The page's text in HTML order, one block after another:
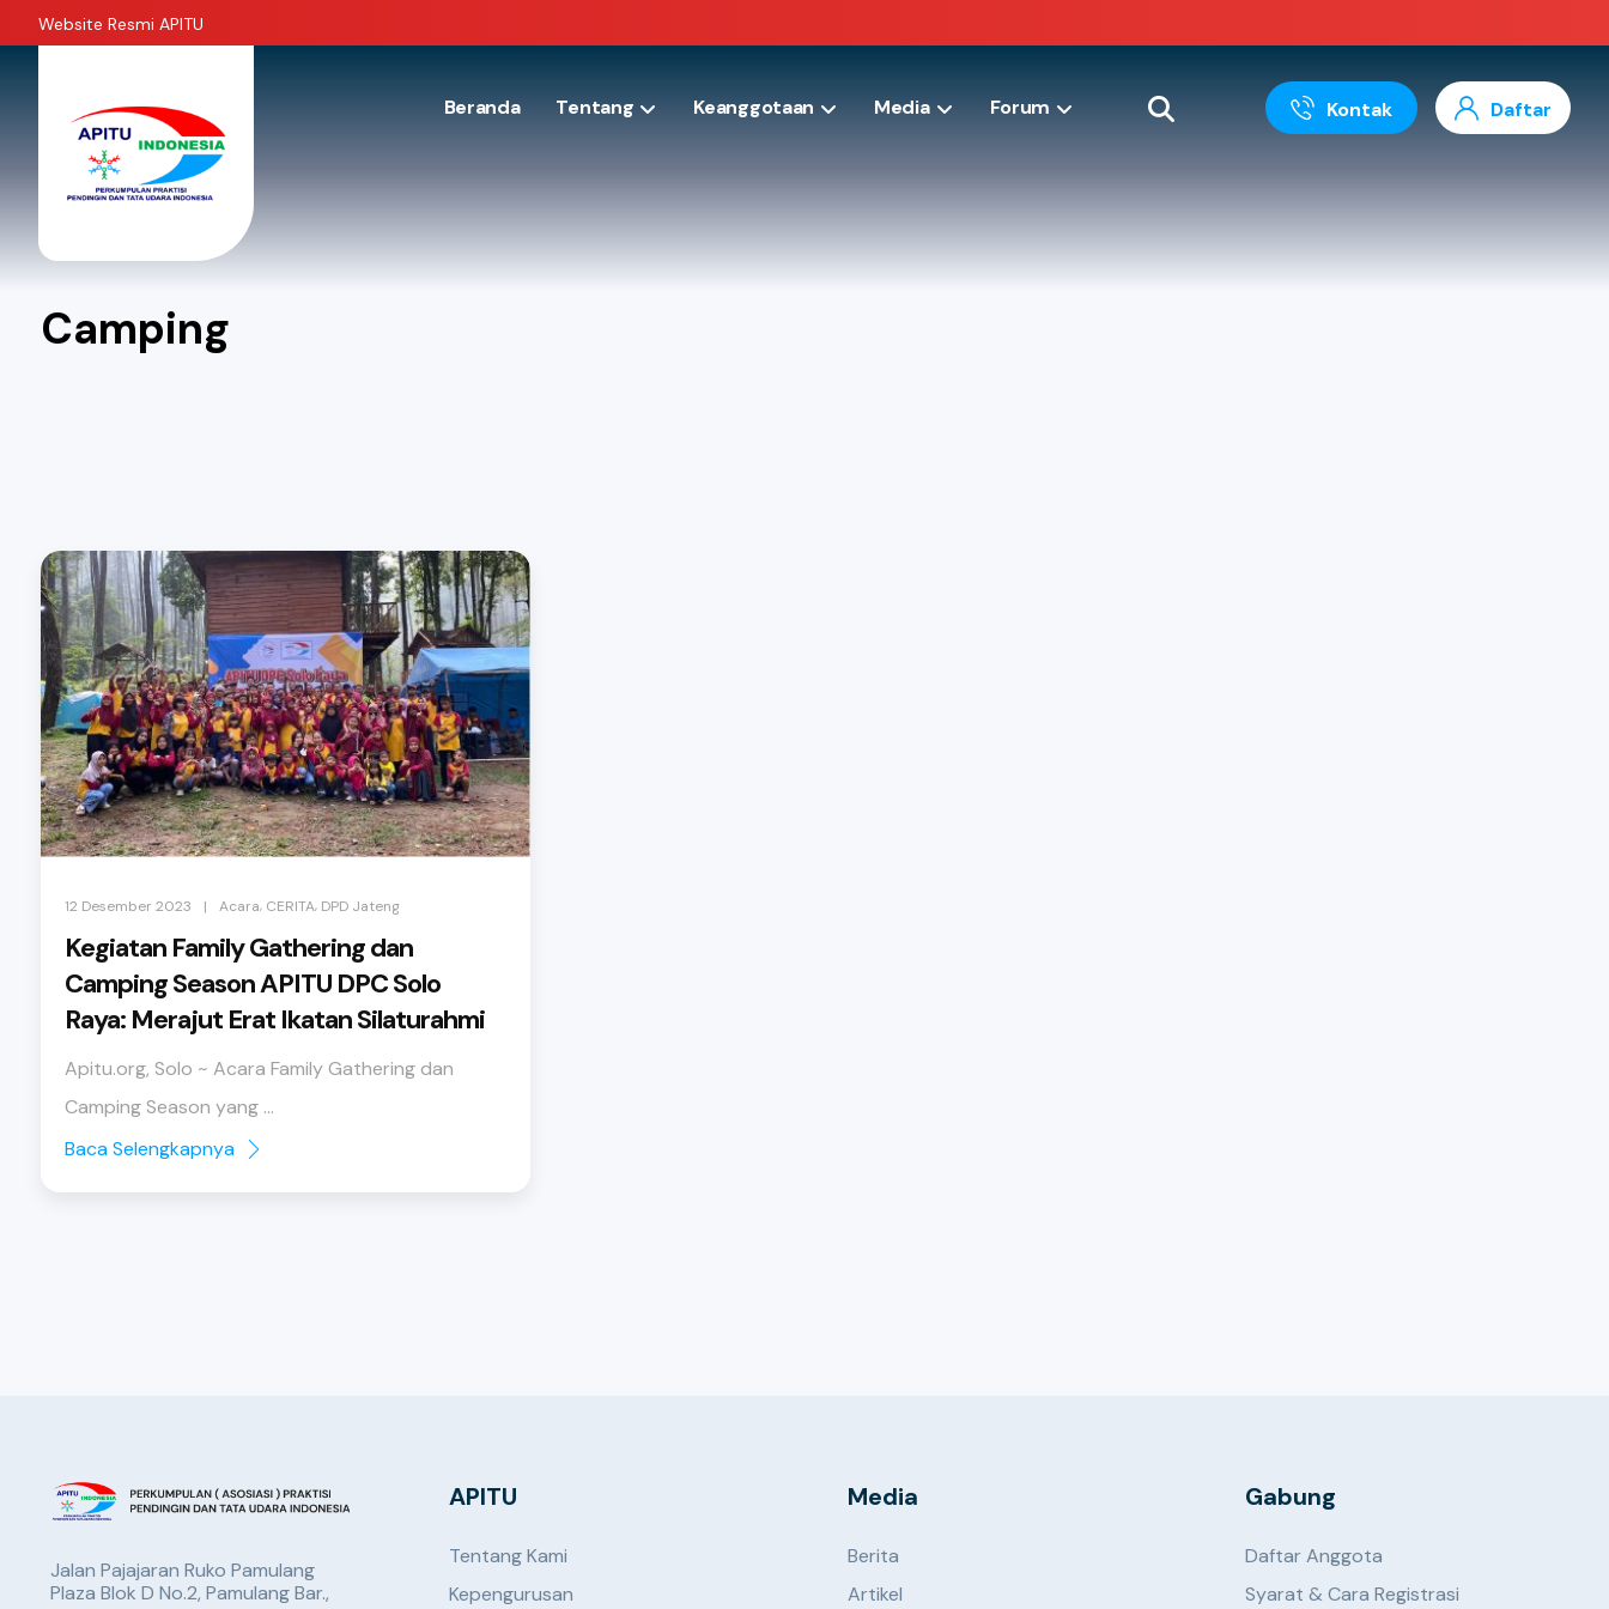
Website Resmi APITU
Beranda Tentang Keanggotaan Media Forum Daftar
Kontak
Camping
12 Desember 2023 | Acara, CERITA, DPD Jateng
Kegiatan Family Gathering dan
Camping Season APITU DPC Solo
Raya: Merajut Erat Ikatan Silaturahmi
Apitu.org, Solo ~ Acara Family Gathering dan
Camping Season yang ...
Baca Selengkapnya
Jalan Pajajaran Ruko Pamulang
Plaza Blok D No.2, Pamulang Bar.,
APITU
Tentang Kami
Kepengurusan
Media
Berita
Artikel
Gabung
Daftar Anggota
Syarat & Cara Registrasi